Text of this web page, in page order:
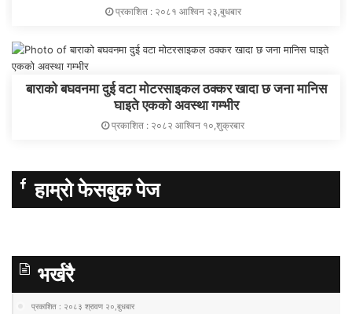
प्रकाशित : २०८१ आश्विन २३,बुधबार
बाराको बघवनमा दुई वटा मोटरसाइकल ठक्कर खादा छ जना मानिस
घाइते एकको अवस्था गम्भीर
प्रकाशित : २०८२ आश्विन १०,शुक्रबार
हाम्रो फेसबुक पेज
भर्खरै
प्रकाशित : २०८३ श्रावण २०,बुधबार